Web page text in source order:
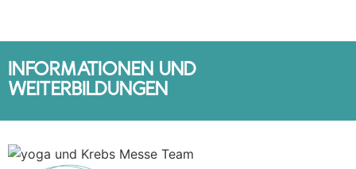
INFORMATIONEN UND
WEITERBILDUNGEN